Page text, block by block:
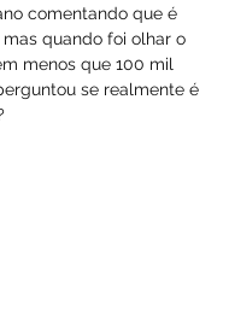
comentando que é
quando foi olhar o
menos que 100 mil
se realmente é